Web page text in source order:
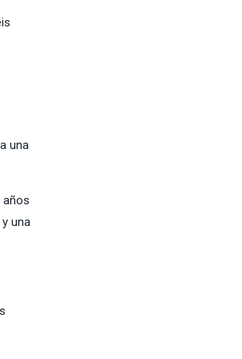
una
años
una